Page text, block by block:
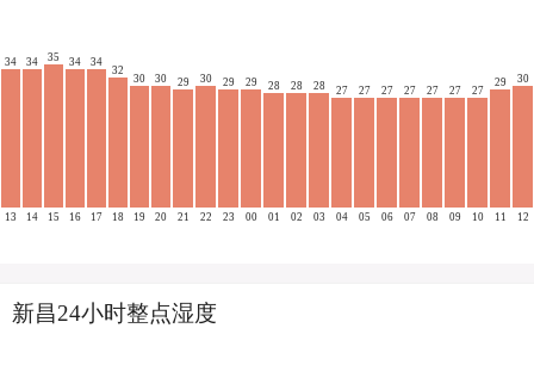
34
13
34
14
35
15
34
16
34
17
32
18
30
19
30
20
29
21
30
22
29
23
29
00
28
01
28
02
28
03
27
04
27
05
27
06
27
07
27
08
27
09
27
10
29
11
30
12
新昌24小时整点湿度